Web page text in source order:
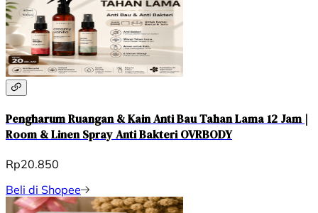
Pengharum Ruangan & Kain Anti Bau Tahan Lama 12 Jam |
Room & Linen Spray Anti Bakteri OVRBODY
Rp20.850
Beli di Shopee